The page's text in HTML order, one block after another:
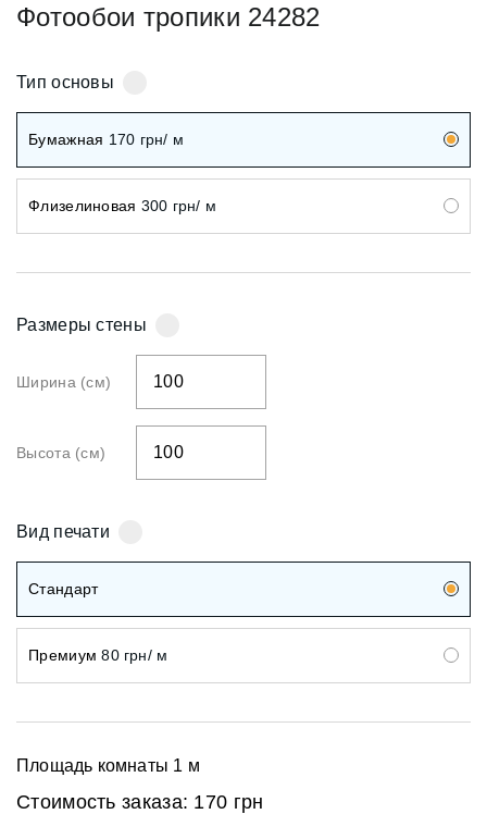
Фотообои тропики 24282
Тип основы
Бумажная 170 грн/ м
Флизелиновая 300 грн/ м
Размеры стены
Ширина (см)
Высота (см)
Вид печати
Стандарт
Премиум 80 грн/ м
Площадь комнаты 1 м
Стоимость заказа: 170 грн